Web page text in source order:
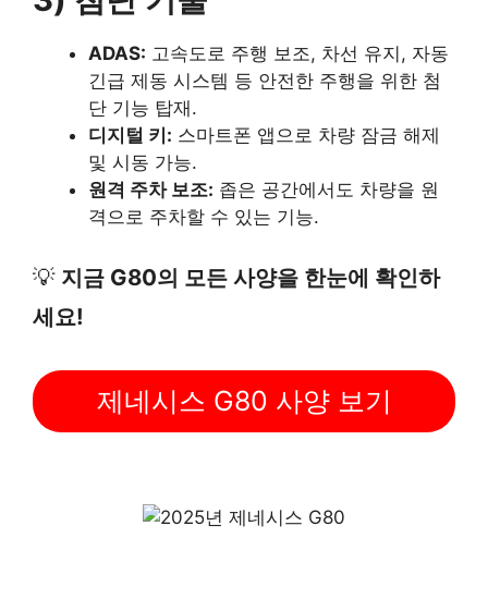
ADAS: 고속도로 주행 보조, 차선 유지, 자동
긴급 제동 시스템 등 안전한 주행을 위한 첨
단 기능 탑재.
디지털 키: 스마트폰 앱으로 차량 잠금 해제
및 시동 가능.
원격 주차 보조: 좁은 공간에서도 차량을 원
격으로 주차할 수 있는 기능.
💡 지금 G80의 모든 사양을 한눈에 확인하
세요!
제네시스 G80 사양 보기